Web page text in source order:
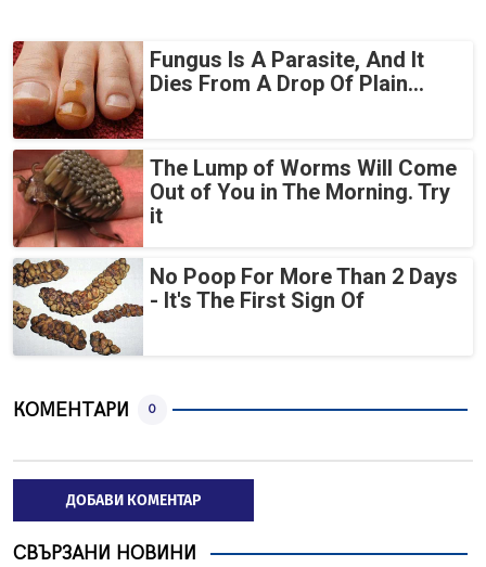
Fungus Is A Parasite, And It
Dies From A Drop Of Plain...
The Lump of Worms Will Come
Out of You in The Morning. Try
it
No Poop For More Than 2 Days
- It's The First Sign Of
КОМЕНТАРИ 0
ДОБАВИ КОМЕНТАР
СВЪРЗАНИ НОВИНИ